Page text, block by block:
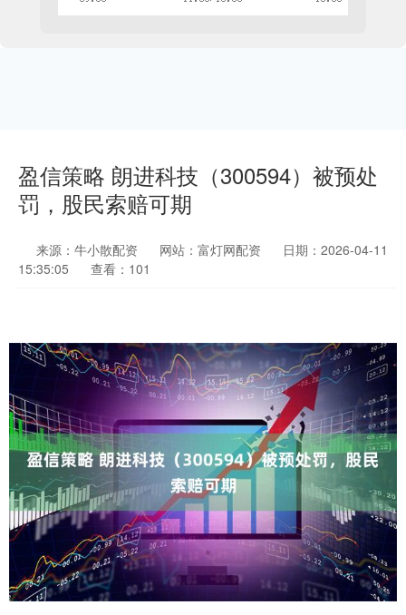
盈信策略 朗进科技（300594）被预处
罚，股民索赔可期
来源：牛小散配资 网站：富灯网配资
日期：2026-04-11
15:35:05
查看：101